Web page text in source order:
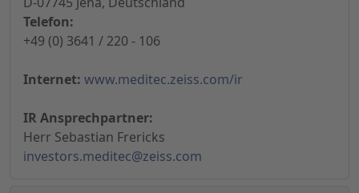
Telefon:
+49 (0) 3641 / 220 - 106
Internet: www.meditec.zeiss.com/ir
IR Ansprechpartner:
Herr Sebastian Frericks
investors.meditec@zeiss.com